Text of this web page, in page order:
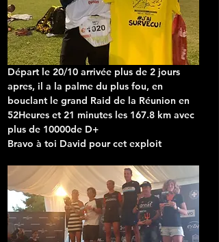
Départ le 20/10 arrivée plus de 2 jours
apres, il a la palme du plus fou, en
bouclant le grand Raid de la Réunion en
52Heures et 21 minutes les 167.8 km avec
plus de 10000de D+
Bravo à toi David pour cet exploit